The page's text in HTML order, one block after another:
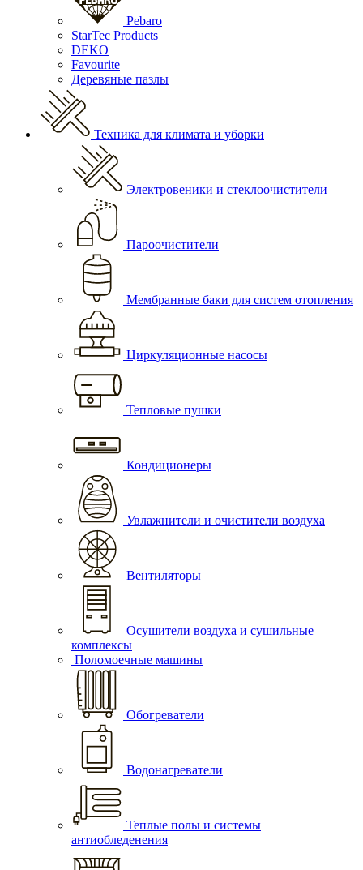
Pebaro
StarTec Products
DEKO
Favourite
Деревяные пазлы
Техника для климата и уборки
Электровеники и стеклоочистители
Пароочистители
Мембранные баки для систем отопления
Циркуляционные насосы
Тепловые пушки
Кондиционеры
Увлажнители и очистители воздуха
Вентиляторы
Осушители воздуха и сушильные
комплексы
Поломоечные машины
Обогреватели
Водонагреватели
Теплые полы и системы
антиобледенения